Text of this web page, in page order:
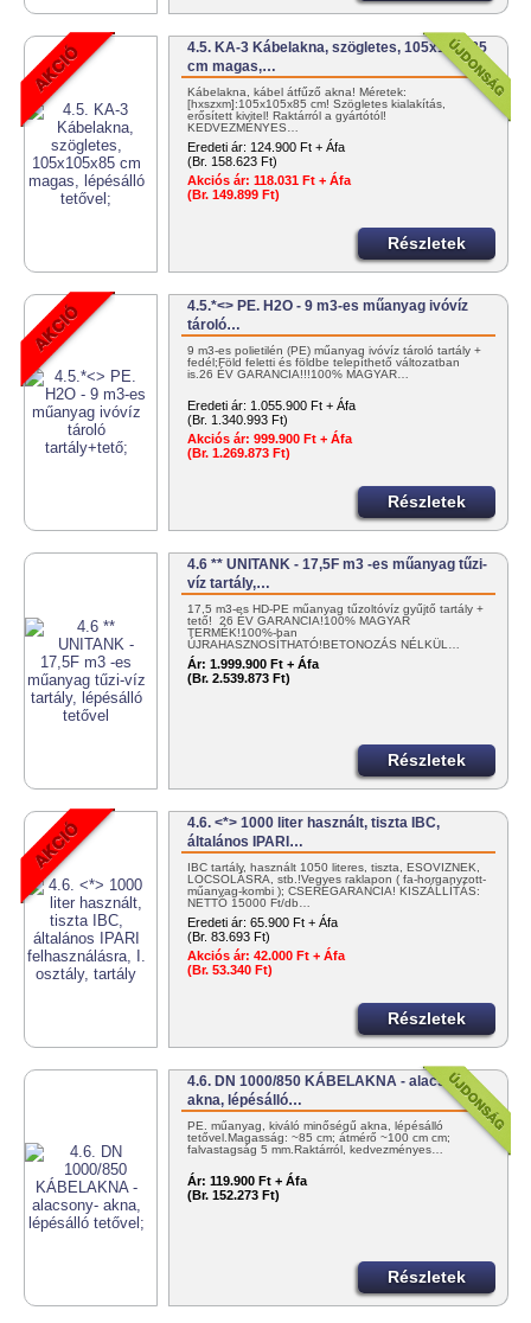
4.5. KA-3 Kábelakna, szögletes, 105x105x85
cm magas,…
Kábelakna, kábel átfűző akna! Méretek:
[hxszxm]:105x105x85 cm! Szögletes kialakítás,
erősített kivitel! Raktárról a gyártótól!
KEDVEZMÉNYES…
Eredeti ár: 124.900 Ft + Áfa
(Br. 158.623 Ft)
Akciós ár: 118.031 Ft + Áfa
(Br. 149.899 Ft)
Részletek
4.5.*<> PE. H2O - 9 m3-es műanyag ivóvíz
tároló…
9 m3-es polietilén (PE) műanyag ivóvíz tároló tartály +
fedél;Föld feletti és földbe telepíthető változatban
is.26 ÉV GARANCIA!!!100% MAGYAR…
Eredeti ár: 1.055.900 Ft + Áfa
(Br. 1.340.993 Ft)
Akciós ár: 999.900 Ft + Áfa
(Br. 1.269.873 Ft)
Részletek
4.6 ** UNITANK - 17,5F m3 -es műanyag tűzi-
víz tartály,…
17,5 m3-es HD-PE műanyag tűzoltóvíz gyűjtő tartály +
tető! 26 ÉV GARANCIA!100% MAGYAR
TERMÉK!100%-ban
ÚJRAHASZNOSÍTHATÓ!BETONOZÁS NÉLKÜL…
Ár: 1.999.900 Ft + Áfa
(Br. 2.539.873 Ft)
Részletek
4.6. <*> 1000 liter használt, tiszta IBC,
általános IPARI…
IBC tartály, használt 1050 literes, tiszta, ESŐVÍZNEK,
LOCSOLÁSRA, stb.!Vegyes raklapon ( fa-horganyzott-
műanyag-kombi ); CSEREGARANCIA! KISZÁLLÍTÁS:
NETTÓ 15000 Ft/db…
Eredeti ár: 65.900 Ft + Áfa
(Br. 83.693 Ft)
Akciós ár: 42.000 Ft + Áfa
(Br. 53.340 Ft)
Részletek
4.6. DN 1000/850 KÁBELAKNA - alacsony-
akna, lépésálló…
PE. műanyag, kiváló minőségű akna, lépésálló
tetővel.Magasság: ~85 cm; átmérő ~100 cm cm;
falvastagság 5 mm.Raktárról, kedvezményes…
Ár: 119.900 Ft + Áfa
(Br. 152.273 Ft)
Részletek